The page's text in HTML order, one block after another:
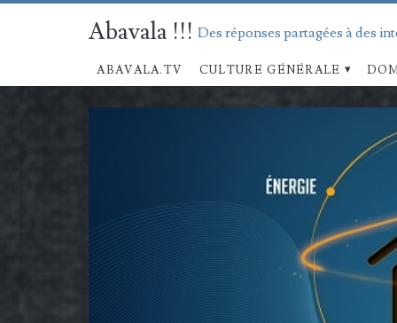
Abavala !!! Des réponses partagées à des
ABAVALA.TV CULTURE GÉNÉRALE
<span>avril
2017</span>